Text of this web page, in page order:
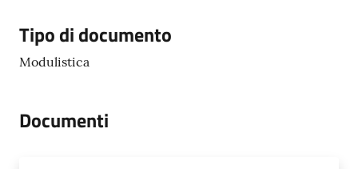
Seguici
su
Tipo di documento
Modulistica
Documenti